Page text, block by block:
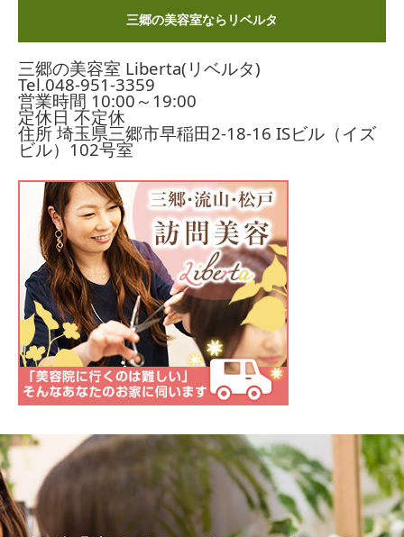
三郷の美容室ならリベルタ
三郷の美容室 Liberta(リベルタ)
Tel.048-951-3359
営業時間 10:00～19:00
定休日 不定休
住所 埼玉県三郷市早稲田2-18-16 ISビル（イズ
ビル）102号室